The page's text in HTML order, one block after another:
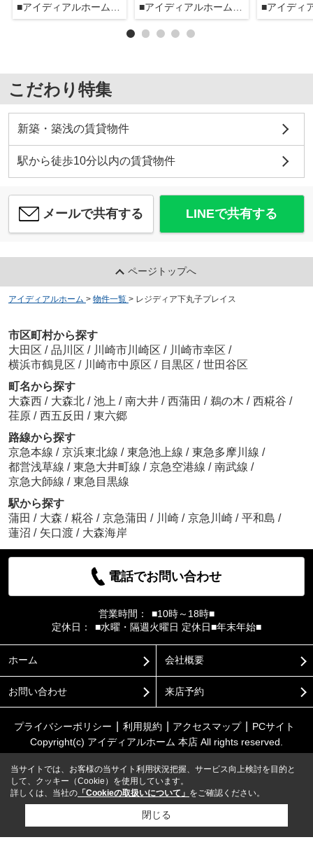
こだわり特集
新築・築浅の賃貸物件
駅から徒歩10分以内の賃貸物件
メールで共有する LINEで共有する
ページトップへ
アイディアルホーム > 物件一覧 > レジディア下丸子プレイス
市区町村から探す
大田区 / 品川区 / 川崎市川崎区 / 川崎市幸区 /
横浜市鶴見区 / 川崎市中原区 / 目黒区 / 世田谷区
町名から探す
大森西 / 大森北 / 池上 / 南大井 / 西蒲田 / 鵜の木 / 西糀谷 /
荏原 / 西五反田 / 東六郷
路線から探す
京急本線 / 京浜東北線 / 東急池上線 / 東急多摩川線 /
都営浅草線 / 東急大井町線 / 京急空港線 / 南武線 /
京急大師線 / 東急目黒線
駅から探す
蒲田 / 大森 / 糀谷 / 京急蒲田 / 川崎 / 京急川崎 / 平和島 /
蓮沼 / 矢口渡 / 大森海岸
電話でお問い合わせ
営業時間：
■10時～18時■
定休日：
■水曜・隔週火曜日 定休日■年末年始■
ホーム 会社概要
お問い合わせ 来店予約
プライバシーポリシー 利用規約 アクセスマップ
PCサイト
Copyright(c) アイディアルホーム 本店 All rights reserved.
当サイトでは、お客様の当サイト利用状況把握、サービス向上検討を目的と
して、クッキー（Cookie）を使用しています。
詳しくは、当社の 「Cookieの取扱いについて」 をご確認ください。
閉じる